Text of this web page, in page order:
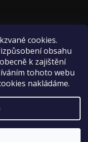
cookies.
obsahu
k zajištění
tohoto webu
nakládáme.
s.r.o.. Všetky práva